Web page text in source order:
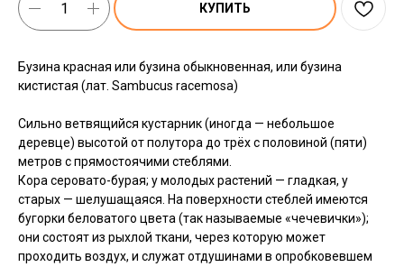
КУПИТЬ
Бузина красная или бузина обыкновенная, или бузина
кистистая (лат. Sambucus racemosa)
Сильно ветвящийся кустарник (иногда — небольшое
деревце) высотой от полутора до трёх с половиной (пяти)
метров с прямостоячими стеблями.
Кора серовато-бурая; у молодых растений — гладкая, у
старых — шелушащаяся. На поверхности стеблей имеются
бугорки беловатого цвета (так называемые «чечевички»);
они состоят из рыхлой ткани, через которую может
проходить воздух, и служат отдушинами в опробковевшем